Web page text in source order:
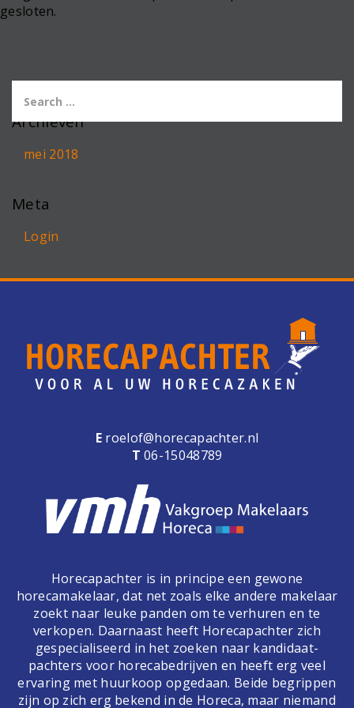
gesloten.
Archieven
mei 2018
Meta
Login
E roelof@horecapachter.nl
T 06-15048789
Horecapachter is in principe een gewone
horecamakelaar, dat net zoals elke andere makelaar
zoekt naar leuke panden om te verhuren en te
verkopen. Daarnaast heeft Horecapachter zich
gespecialiseerd in het zoeken naar kandidaat-
pachters voor horecabedrijven en heeft erg veel
ervaring met huurkoop opgedaan. Beide begrippen
zijn op zich erg bekend in de Horeca, maar niemand